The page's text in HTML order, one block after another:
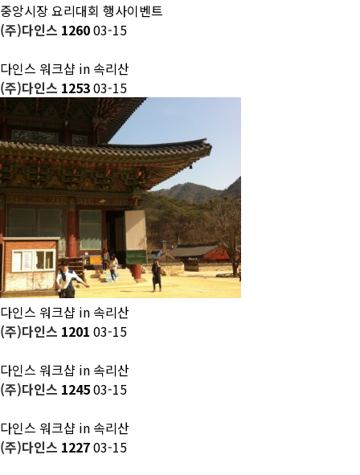
중앙시장 요리대회 행사이벤트
(주)다인스 126003-15
다인스 워크샵 in 속리산
(주)다인스 125303-15
다인스 워크샵 in 속리산
(주)다인스 1201 03-15
다인스 워크샵 in 속리산
(주)다인스 124503-15
다인스 워크샵 in 속리산
(주)다인스 122703-15